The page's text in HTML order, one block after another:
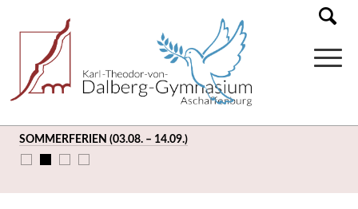
SOMMERFERIEN (03.08. – 14.09.)